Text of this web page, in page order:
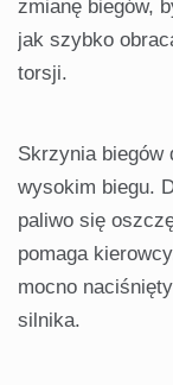
zmianę biegów,
jak szybko
torsji.
Skrzynia biegów
wysokim biegu.
paliwo się
pomaga
mocno
silnika.